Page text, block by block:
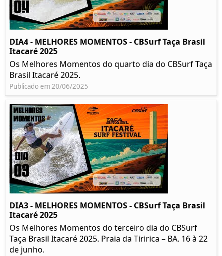
DIA4 - MELHORES MOMENTOS - CBSurf Taça Brasil
Itacaré 2025
Os Melhores Momentos do quarto dia do CBSurf Taça
Brasil Itacaré 2025.
Publicado em 20/06/2025
DIA3 - MELHORES MOMENTOS - CBSurf Taça Brasil
Itacaré 2025
Os Melhores Momentos do terceiro dia do CBSurf
Taça Brasil Itacaré 2025. Praia da Tiririca – BA. 16 à 22
de junho.